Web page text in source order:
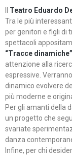
Teatro Eduardo
Tra le più
per genitori e figli di
spettacoli
“Tracce dinamiche”
attenzione alla
espressive.
dinamico evolvere
più moderne e
Per gli amanti della
un progetto che
svariate
danza
Infine, per chi